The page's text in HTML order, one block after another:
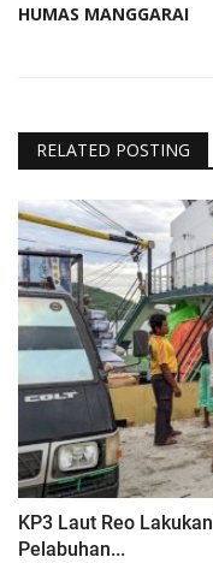
HUMAS MANGGARAI
RELATED POSTING
KP3 Laut Reo
Pelabuhan...